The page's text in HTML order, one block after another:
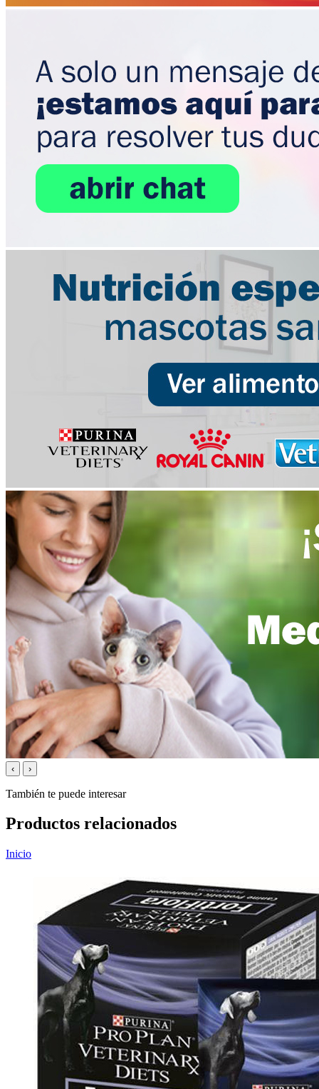
‹ ›
También te puede interesar
Productos relacionados
Inicio